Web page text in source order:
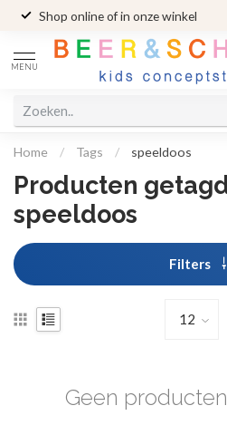
Shop online of in onze winkel
MENU
Home / Tags / speeldoos
Producten
speeldoos
Filters
Geen